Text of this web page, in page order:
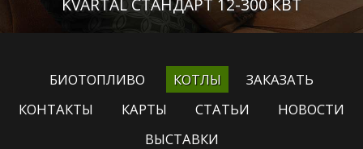
KVARTAL CТАНДАРТ 12-300 КВТ
БИОТОПЛИВО КОТЛЫ
ЗАКАЗАТЬ
КОНТАКТЫ
КАРТЫ СТАТЬИ
НОВОСТИ
ВЫСТАВКИ